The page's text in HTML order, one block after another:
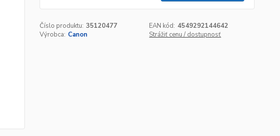
Číslo produktu: 35120477 EAN kód: 4549292144642
Výrobca: Canon Strážiť cenu / dostupnosť